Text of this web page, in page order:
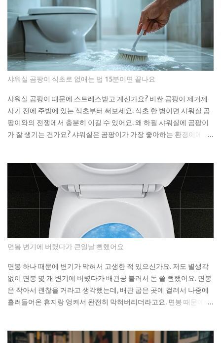
Leica M11-P has recently encountered a harsh correction
that defies standard consumer electronics logic. In the early
months of this year, we have witnessed a fascinating
decoupling where the M11-P experiences a sharp baseline
thinning while the legacy M10-R achieves a status akin to a
blue-chip commodity. This is not a mere glitch in the matrix
reliability, and the elusive quality of digital soul. The current
economic climate has forced a re-evaluation of what
constitutes a durable asset in a world saturated with
disposable silicon. F...
샤워실 곰팡이 식초로 없애는 법 15분이면 끝나요
샤워실 곰팡이 때문에 스트레스받고 계신가요? 비싼 곰팡이 제거제
사기 전에 주방에 있는 식초부터 써보세요. 식초 한 병이면 샤워실 곰
팡이와의 전쟁에서 충분히 이길 수 있어요. 왜 하필 샤워실에 곰팡이
가 잘 생기는 건가요? 샤워실은 곰팡이가 가장 좋아하는 환경이에요.
엔 그냥 물로 씻으면 되겠지 했는데, 곰팡이는 정말 끈질긴 녀석이더
라고요. 한 번 생기면 점점 퍼져나가는 게 보여요. 검은 점으로 시작해
서 나중엔 까만 선이 되고, 결국엔 넓은 면적을 차지하게 되는 거죠. 곰
팡이는 단순히 보기 싫은 것만이 아니에요. 호흡기 질환이나 알레르
기를 유발할 수 있어서 건강에도 안 좋아요. 특히 어린아이나 노약자
가 있는 집이라면 더 신경 써야 해요. 식초가 곰팡이 제거에 효과적인
는 자연 재료라 독한 화학물질 걱정도 없어요. 시중에 파는 곰팡이 제
거제들 성분표 보면 솔직히 무서워요. 염소계 표백제나 각종 화학물
질이 들어있는데, 환기가 잘 안 되는 샤워실에서 쓰기엔 부담스럽잖
아요. 식초는 냄새는 좀 나지만 금방 날아가고, 피부에 닿아도 큰 문제
준비하세요 15분이면 끝나는 식초 곰팡이 제거법 곰팡이가 있는 부분
면봉 변기에 버렸다가 큰일날 뻔했어요
면봉 하나 때문에 변기가 막혀서 고생한 적 있으신가요. 저도 별생각
없이 면봉 몇 개 변기에 버렸다가 배관공 불러서 돈 쓸 뻔했어요. 면봉
은 작아서 괜찮을 거라고 생각했는데, 배관 굽은 곳에 걸려서 나중에
흘러들어온 휴지랑 엉켜서 완전히 막혀버리더라고요. 면봉 때문에 변
지나 다른 쓰레기들이 계속 쌓이면서 결국 물이 안 내려가게 되는 거